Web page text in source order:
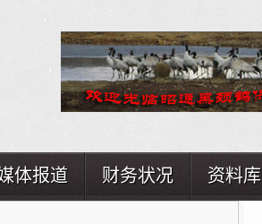
体报道 财务状况 资料库